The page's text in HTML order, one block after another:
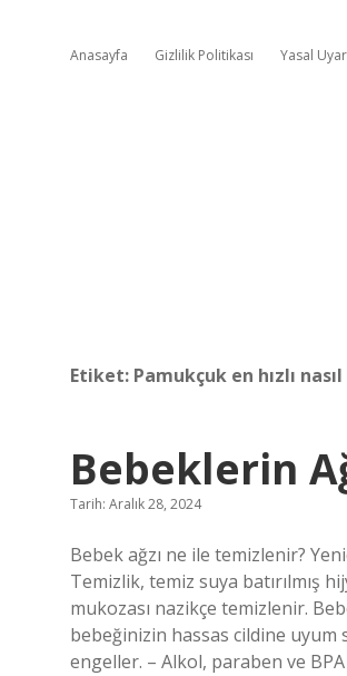
Anasayfa Gizlilik Politikası Yasal
Etiket: Pamukçuk en hızlı
Bebeklerin
Tarih: Aralık 28, 2024
Bebek ağzı ne ile temizlenir?
Temizlik, temiz suya batırılmış
mukozası nazikçe temizlenir.
bebeğinizin hassas cildine uyum
engeller. – Alkol, paraben ve